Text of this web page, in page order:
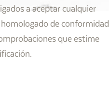
a aceptar cualquier
de conformidad
que estime